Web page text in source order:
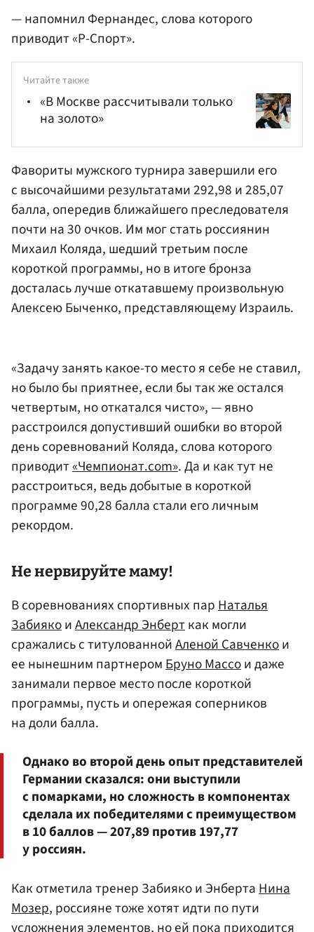
— напомнил Фернандес, слова которого
приводит «Р-Спорт».
Читайте также
«В Москве рассчитывали только
на золото»
Фавориты мужского турнира завершили его
с высочайшими результатами 292,98 и 285,07
балла, опередив ближайшего преследователя
почти на 30 очков. Им мог стать россиянин
Михаил Коляда, шедший третьим после
короткой программы, но в итоге бронза
досталась лучше откатавшему произвольную
Алексею Быченко, представляющему Израиль.
«Задачу занять какое-то место я себе не ставил,
но было бы приятнее, если бы так же остался
четвертым, но откатался чисто», — явно
расстроился допустивший ошибки во второй
день соревнований Коляда, слова которого
приводит«Чемпионат.com». Да и как тут не
расстроиться, ведь добытые в короткой
программе 90,28 балла стали его личным
рекордом.
Не нервируйте маму!
В соревнованиях спортивных парНаталья
ЗабиякоиАлександр Энберткак могли
сражались с титулованнойАленой Савченкои
ее нынешним партнеромБруно Массои даже
занимали первое место после короткой
программы, пусть и опережая соперников
на доли балла.
Однако во второй день опыт представителей
Германии сказался: они выступили
с помарками, но сложность в компонентах
сделала их победителями с преимуществом
в 10 баллов — 207,89 против 197,77
у россиян.
Как отметила тренер Забияко и ЭнбертаНина
Мозер, россияне тоже хотят идти по пути
усложнения элементов, но ей пока приходится